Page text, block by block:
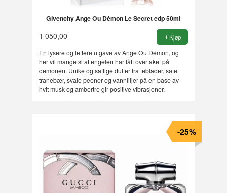
Givenchy Ange Ou Démon Le Secret edp 50ml
1 050,00 Kjøp
En lysere og lettere utgave av Ange Ou Démon, og
her vil mange si at engelen har fått overtaket på
demonen. Unike og saftige dufter fra teblader, søte
tranebær, svale peoner og vannliljer på en base av
hvit musk og ambertre gir positive vibrasjoner.
-25%